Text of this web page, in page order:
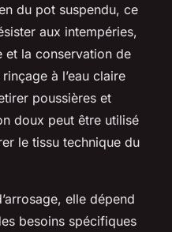
du pot suspendu, ce
aux intempéries,
et la conservation de
à l’eau claire
poussières et
doux peut être utilisé
le tissu technique du
elle dépend
besoins spécifiques